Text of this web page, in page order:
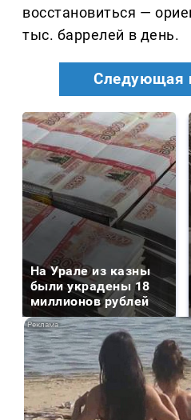
восстановиться —
тыс. баррелей в день.
Следующая
На Урале из казны
были украдены 18
миллионов рублей